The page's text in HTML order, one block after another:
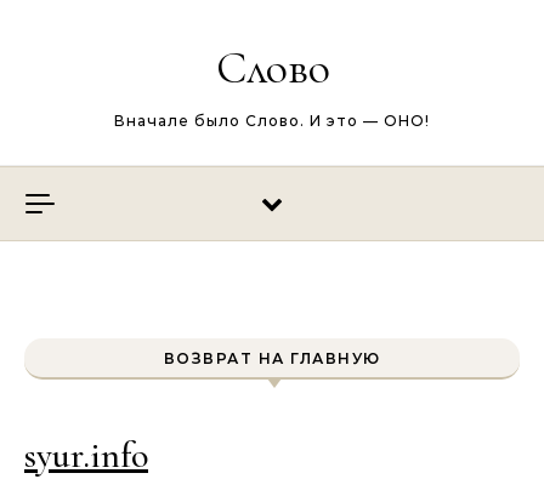
Слово
Вначале было Слово. И это — ОНО!
ВОЗВРАТ НА ГЛАВНУЮ
syur.info